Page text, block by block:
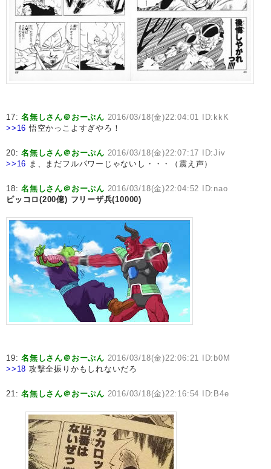
17:名無しさん＠おーぷん 2016/03/18(金)22:04:01 ID:kkK
>>16 悟空かっこよすぎやろ！
20:名無しさん＠おーぷん 2016/03/18(金)22:07:17 ID:Jiv
>>16 ま、まだフルパワーじゃないし・・・（震え声）
18:名無しさん＠おーぷん 2016/03/18(金)22:04:52 ID:nao
ピッコロ(200億) フリーザ兵(10000)
19:名無しさん＠おーぷん 2016/03/18(金)22:06:21 ID:b0M
>>18 攻撃全振りかもしれないだろ
21:名無しさん＠おーぷん 2016/03/18(金)22:16:54 ID:B4e